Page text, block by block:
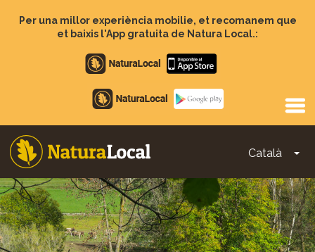
Per una millor experiència mobilie, et recomanem que
et baixis l'App gratuita de Natura Local.:
Apple
store
Google
Play
Català
Main
navigation